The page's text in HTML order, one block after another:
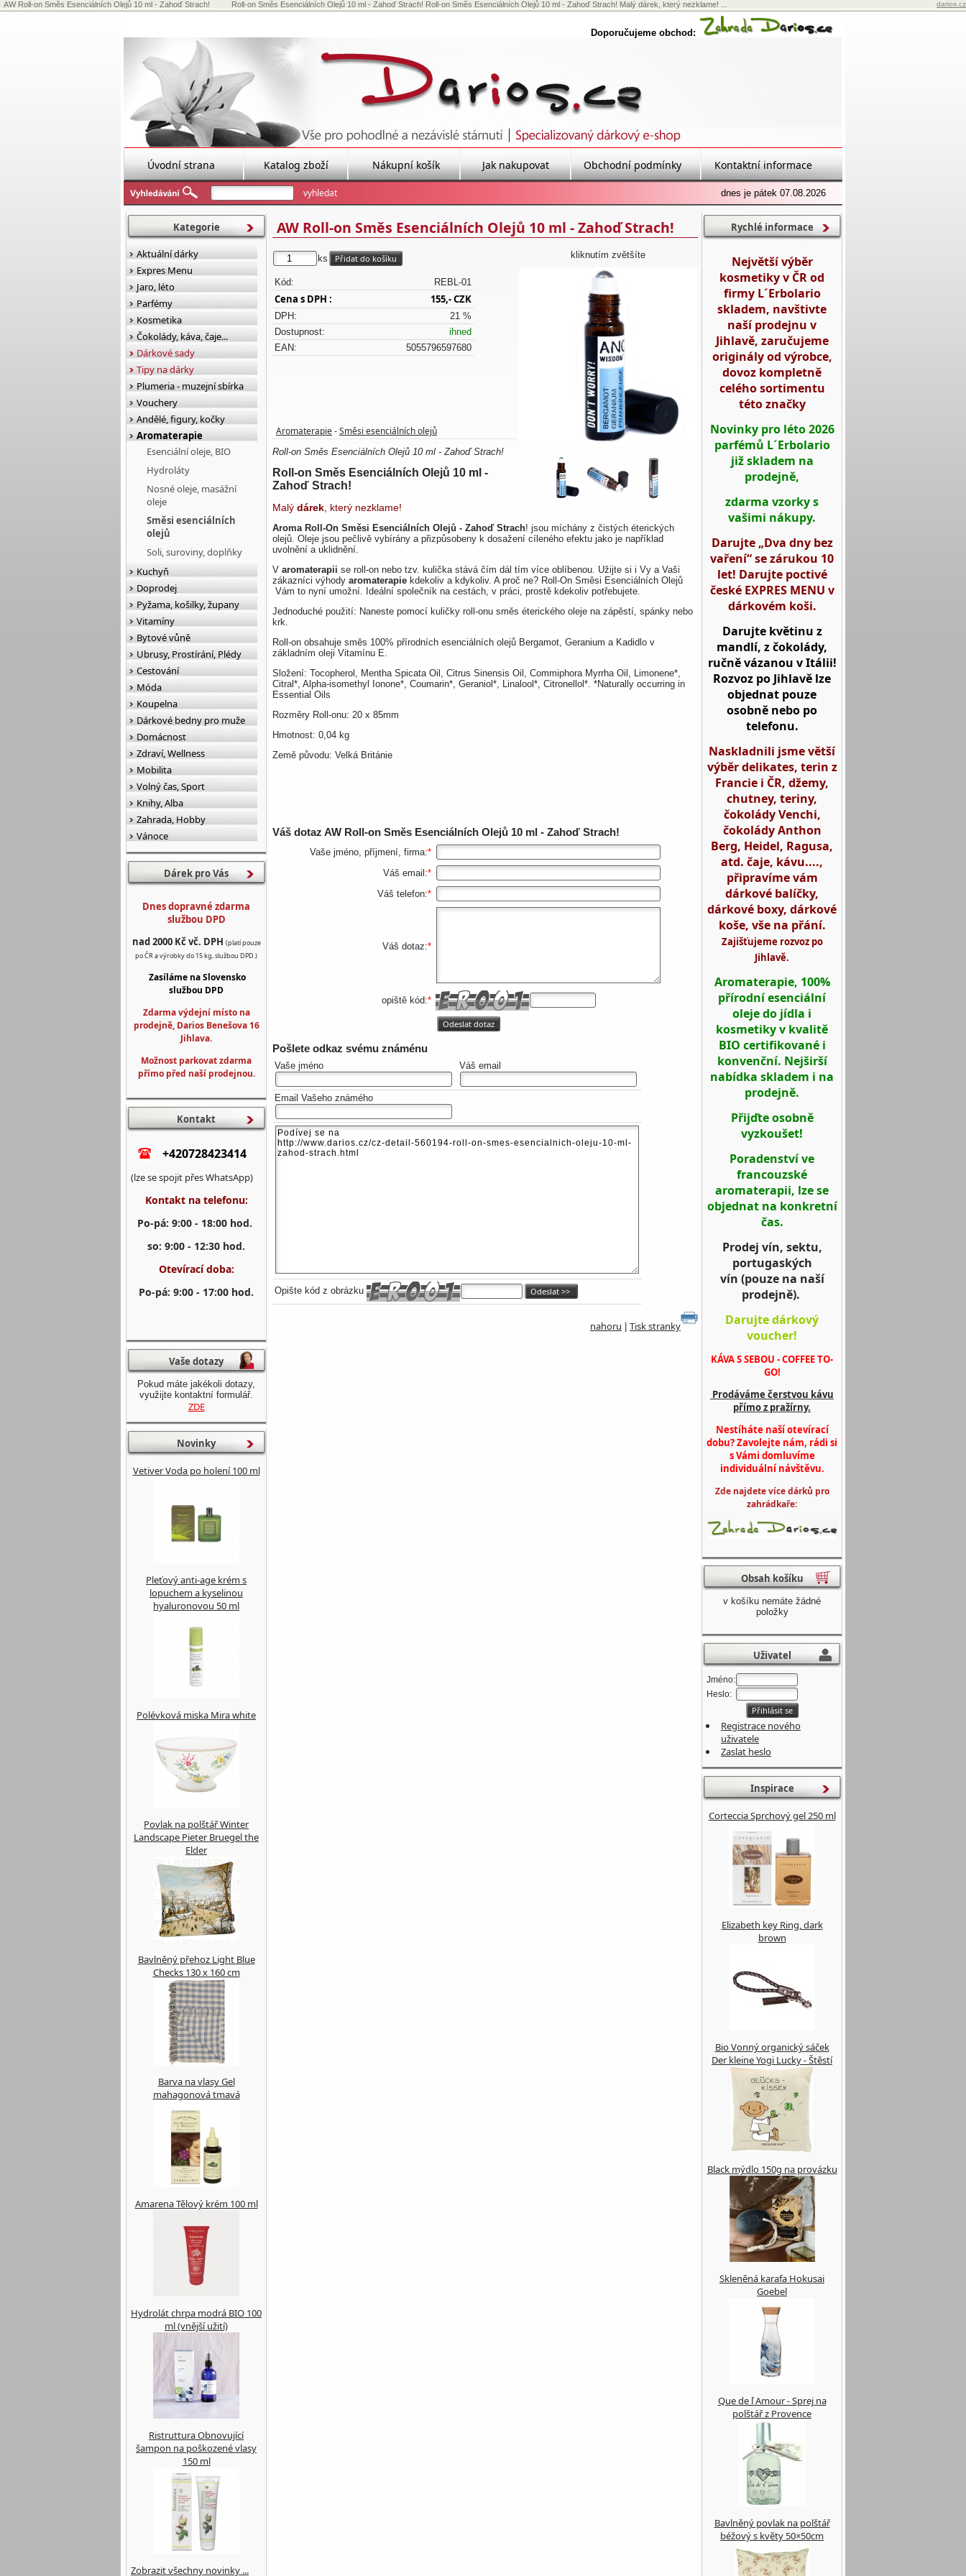
AW Roll-on Směs Esenciálních Olejů 10 ml - Zahoď Strach! Roll-on Směs Esenciálních Olejů 10 ml - Zahoď Strach! Roll-on Směs Esenciálních Olejů 10 ml - Zahoď Strach! Malý dárek, který nezklame! ... darios.cz
Doporučujeme obchod:
Úvodní strana Katalog zboží Nákupní košík Jak nakupovat Obchodní podmínky Kontaktní informace
dnes je pátek 07.08.2026
AW Roll-on Směs Esenciálních Olejů 10 ml - Zahoď Strach!
kliknutím zvětšíte
ks
Kód: REBL-01
Cena s DPH : 155,- CZK
DPH:
21 %
Dostupnost:
ihned
EAN:
5055796597680
Aromaterapie - Směsi esenciálních olejů
Roll-on Směs Esenciálních Olejů 10 ml - Zahoď Strach!
Roll-on Směs Esenciálních Olejů 10 ml -
Zahoď Strach!
Malý dárek, který nezklame!
Aroma Roll-On Směsi Esenciálních Olejů - Zahoď Strach! jsou míchány z čistých éterických
olejů. Oleje jsou pečlivě vybírány a přizpůsobeny k dosažení cíleného efektu jako je například
uvolnění a uklidnění.
V aromaterapii se roll-on nebo tzv. kulička stává čím dál tím více oblíbenou. Užijte si i Vy a Vaši
zákazníci výhody aromaterapie kdekoliv a kdykoliv. A proč ne? Roll-On Směsi Esenciálních Olejů
Vám to nyní umožní. Ideální společník na cestách, v práci, prostě kdekoliv potřebujete.
Jednoduché použití: Naneste pomocí kuličky roll-onu směs éterického oleje na zápěstí, spánky nebo
krk.
Roll-on obsahuje směs 100% přírodních esenciálních olejů Bergamot, Geranium a Kadidlo v
základním oleji Vitamínu E.
Složení: Tocopherol, Mentha Spicata Oil, Citrus Sinensis Oil, Commiphora Myrrha Oil, Limonene*,
Citral*, Alpha-isomethyl Ionone*, Coumarin*, Geraniol*, Linalool*, Citronellol*. *Naturally occurring in
Essential Oils
Rozměry Roll-onu: 20 x 85mm
Hmotnost: 0,04 kg
Země původu: Velká Británie
Váš dotaz AW Roll-on Směs Esenciálních Olejů 10 ml - Zahoď Strach!
Vaše jméno, příjmení, firma:*
Váš email:*
Váš telefon:*
Váš dotaz:*
opiště kód:*
Pošlete odkaz svému známénu
Vaše jméno Váš email
Email Vašeho známého
Opište kód z obrázku
nahoru Tisk stranky
Kategorie
Aktuální dárky
Expres Menu
Jaro, léto
Parfémy
Kosmetika
Čokolády, káva, čaje...
Dárkové sady
Tipy na dárky
Plumeria - muzejní sbírka
Vouchery
Andělé, figury, kočky
Aromaterapie
Esenciální oleje, BIO
Hydroláty
Nosné oleje, masážní
oleje
Směsi esenciálních
olejů
Soli, suroviny, doplňky
Kuchyň
Doprodej
Pyžama, košilky, župany
Vitamíny
Bytové vůně
Ubrusy, Prostírání, Plédy
Cestování
Móda
Koupelna
Dárkové bedny pro muže
Domácnost
Zdraví, Wellness
Mobilita
Volný čas, Sport
Knihy, Alba
Zahrada, Hobby
Vánoce
Dárek pro Vás
Dnes dopravné zdarma
službou DPD
nad 2000 Kč vč. DPH (platí pouze
po ČR a výrobky do 15 kg, službou DPD.)
Zasíláme na Slovensko
službou DPD
Zdarma výdejní místo na
prodejně, Darios Benešova 16
Jihlava.
Možnost parkovat zdarma
přímo před naší prodejnou.
Kontakt
+420728423414
(lze se spojit přes WhatsApp)
Kontakt na telefonu:
Po-pá: 9:00 - 18:00 hod.
so: 9:00 - 12:30 hod.
Otevírací doba:
Po-pá: 9:00 - 17:00 hod.
Vaše dotazy
Pokud máte jakékoli dotazy,
využijte kontaktní formulář.
ZDE
Novinky
Vetiver Voda po holení 100 ml
Pleťový anti-age krém s
lopuchem a kyselinou
hyaluronovou 50 ml
Polévková miska Mira white
Povlak na polštář Winter
Landscape Pieter Bruegel the
Elder
Bavlněný přehoz Light Blue
Checks 130 x 160 cm
Barva na vlasy Gel
mahagonová tmavá
Amarena Tělový krém 100 ml
Hydrolát chrpa modrá BIO 100
ml (vnější užití)
Ristruttura Obnovující
šampon na poškozené vlasy
150 ml
Zobrazit všechny novinky ...
Rychlé informace
Největší výběr
kosmetiky v ČR od
firmy L´Erbolario
skladem, navštivte
naší prodejnu v
Jihlavě, zaručujeme
originály od výrobce,
dovoz kompletně
celého sortimentu
této značky
Novinky pro léto 2026
parfémů L´Erbolario
již skladem na
prodejně,
zdarma vzorky s
vašimi nákupy.
Darujte „Dva dny bez
vaření“ se zárukou 10
let! Darujte poctivé
české EXPRES MENU v
dárkovém koši.
Darujte květinu z
mandlí, z čokolády,
ručně vázanou v Itálii!
Rozvoz po Jihlavě lze
objednat pouze
osobně nebo po
telefonu.
Naskladnili jsme větší
výběr delikates, terin z
Francie i ČR, džemy,
chutney, teriny,
čokolády Venchi,
čokolády Anthon
Berg, Heidel, Ragusa,
atd. čaje, kávu....,
připravíme vám
dárkové balíčky,
dárkové boxy, dárkové
koše, vše na přání.
Zajišťujeme rozvoz po
Jihlavě.
Aromaterapie, 100%
přírodní esenciální
oleje do jídla i
kosmetiky v kvalitě
BIO certifikované i
konvenční. Nejširší
nabídka skladem i na
prodejně.
Přijďte osobně
vyzkoušet!
Poradenství ve
francouzské
aromaterapii, lze se
objednat na konkretní
čas.
Prodej vín, sektu,
portugaských
vín (pouze na naší
prodejně).
Darujte dárkový
voucher!
KÁVA S SEBOU - COFFEE TO-
GO!
Prodáváme čerstvou kávu
přímo z pražírny.
Nestíháte naší otevírací
dobu? Zavolejte nám, rádi si
s Vámi domluvíme
individuální návštěvu.
Zde najdete více dárků pro
zahrádkaře:
Obsah košíku
v košíku nemáte žádné
položky
Uživatel
Jméno:
Heslo:
Registrace nového
uživatele
Zaslat heslo
Inspirace
Corteccia Sprchový gel 250 ml
Elizabeth key Ring, dark
brown
Bio Vonný organický sáček
Der kleine Yogi Lucky - Štěstí
Black mýdlo 150g na provázku
Skleněná karafa Hokusai
Goebel
Que de ľ Amour - Sprej na
polštář z Provence
Bavlněný povlak na polštář
béžový s květy 50×50cm